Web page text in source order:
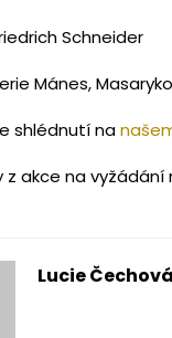
Schneider
Mánes,
shlédnutí na
z akce na
Lucie Čechová